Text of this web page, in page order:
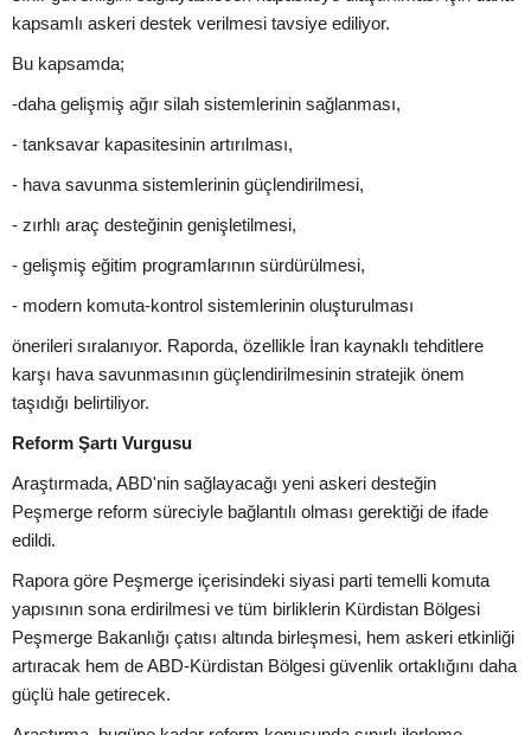
kapsamlı askeri destek verilmesi tavsiye ediliyor.
Bu kapsamda;
-daha gelişmiş ağır silah sistemlerinin sağlanması,
- tanksavar kapasitesinin artırılması,
- hava savunma sistemlerinin güçlendirilmesi,
- zırhlı araç desteğinin genişletilmesi,
- gelişmiş eğitim programlarının sürdürülmesi,
- modern komuta-kontrol sistemlerinin oluşturulması
önerileri sıralanıyor. Raporda, özellikle İran kaynaklı tehditlere
karşı hava savunmasının güçlendirilmesinin stratejik önem
taşıdığı belirtiliyor.
Reform Şartı Vurgusu
Araştırmada, ABD'nin sağlayacağı yeni askeri desteğin
Peşmerge reform süreciyle bağlantılı olması gerektiği de ifade
edildi.
Rapora göre Peşmerge içerisindeki siyasi parti temelli komuta
yapısının sona erdirilmesi ve tüm birliklerin Kürdistan Bölgesi
Peşmerge Bakanlığı çatısı altında birleşmesi, hem askeri etkinliği
artıracak hem de ABD-Kürdistan Bölgesi güvenlik ortaklığını daha
güçlü hale getirecek.